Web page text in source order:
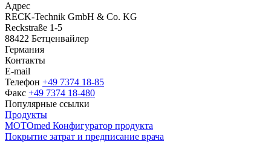
Адрес
RECK-Technik GmbH & Co. KG
Reckstraße 1-5
88422 Бетценвайлер
Германия
Контакты
E-mail
Телефон +49 7374 18-85
Факс +49 7374 18-480
Популярные ссылки
Продукты
MOTOmed Конфигуратор продукта
Покрытие затрат и предписание врача